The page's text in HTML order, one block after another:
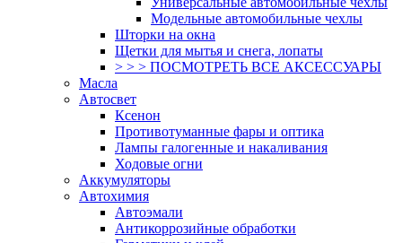
Модельные автомобильные чехлы
Шторки на окна
Щетки для мытья и снега, лопаты
> > > ПОСМОТРЕТЬ ВСЕ АКСЕССУАРЫ
Масла
Автосвет
Ксенон
Противотуманные фары и оптика
Лампы галогенные и накаливания
Ходовые огни
Аккумуляторы
Автохимия
Автоэмали
Антикоррозийные обработки